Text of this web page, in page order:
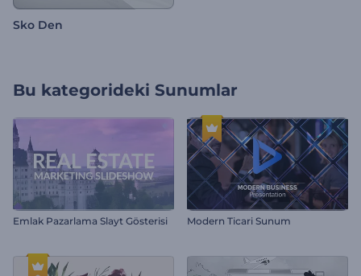
Sko Den
Bu kategorideki Sunumlar
Emlak Pazarlama Slayt Gösterisi Modern Ticari Sunum